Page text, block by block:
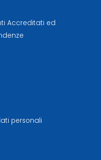
Accreditati ed
personali